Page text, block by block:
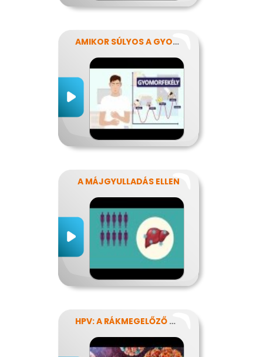
AMIKOR SÚLYOS A GYOMORFÁJÁS
A MÁJGYULLADÁS ELLEN
HPV: A RÁKMEGELŐZŐ OLTÁS